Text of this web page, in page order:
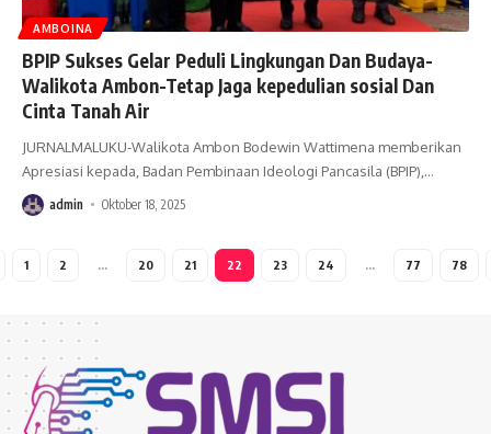
AMBOINA
BPIP Sukses Gelar Peduli Lingkungan Dan Budaya-
Walikota Ambon-Tetap Jaga kepedulian sosial Dan
Cinta Tanah Air
JURNALMALUKU-Walikota Ambon Bodewin Wattimena memberikan
Apresiasi kepada, Badan Pembinaan Ideologi Pancasila (BPIP), …
admin Oktober 18, 2025
1 2 … 20 21 22 23 24 … 77 78